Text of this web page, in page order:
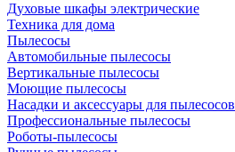
Духовые шкафы электрические
Техника для дома
Пылесосы
Автомобильные пылесосы
Вертикальные пылесосы
Моющие пылесосы
Насадки и аксессуары для пылесосов
Профессиональные пылесосы
Роботы-пылесосы